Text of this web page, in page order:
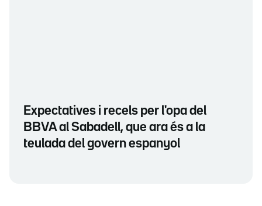
Expectatives i recels per l'opa del
BBVA al Sabadell, que ara és a la
teulada del govern espanyol